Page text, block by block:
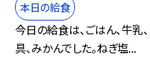
本日の給食
今日の給食は、ごはん、牛乳
具、みかんでした。ねぎ塩...